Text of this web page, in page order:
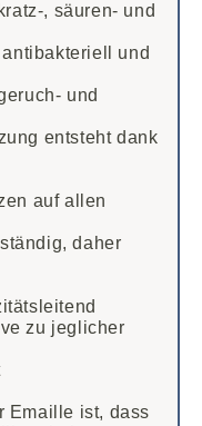
, säuren- und
und
und
entsteht dank
auf allen
daher
zu jeglicher
Emaille ist, dass